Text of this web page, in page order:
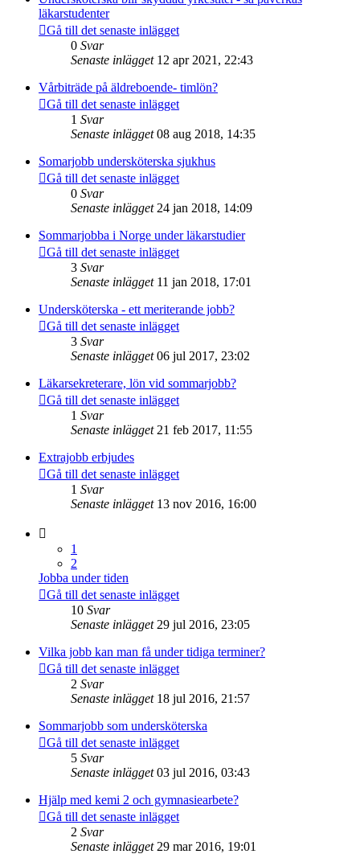
läkarstudenter
Gå till det senaste inlägget
0 Svar
Senaste inlägget 12 apr 2021, 22:43
Vårbiträde på äldreboende- timlön?
Gå till det senaste inlägget
1 Svar
Senaste inlägget 08 aug 2018, 14:35
Somarjobb undersköterska sjukhus
Gå till det senaste inlägget
0 Svar
Senaste inlägget 24 jan 2018, 14:09
Sommarjobba i Norge under läkarstudier
Gå till det senaste inlägget
3 Svar
Senaste inlägget 11 jan 2018, 17:01
Undersköterska - ett meriterande jobb?
Gå till det senaste inlägget
3 Svar
Senaste inlägget 06 jul 2017, 23:02
Läkarsekreterare, lön vid sommarjobb?
Gå till det senaste inlägget
1 Svar
Senaste inlägget 21 feb 2017, 11:55
Extrajobb erbjudes
Gå till det senaste inlägget
1 Svar
Senaste inlägget 13 nov 2016, 16:00
1
2
Jobba under tiden
Gå till det senaste inlägget
10 Svar
Senaste inlägget 29 jul 2016, 23:05
Vilka jobb kan man få under tidiga terminer?
Gå till det senaste inlägget
2 Svar
Senaste inlägget 18 jul 2016, 21:57
Sommarjobb som undersköterska
Gå till det senaste inlägget
5 Svar
Senaste inlägget 03 jul 2016, 03:43
Hjälp med kemi 2 och gymnasiearbete?
Gå till det senaste inlägget
2 Svar
Senaste inlägget 29 mar 2016, 19:01